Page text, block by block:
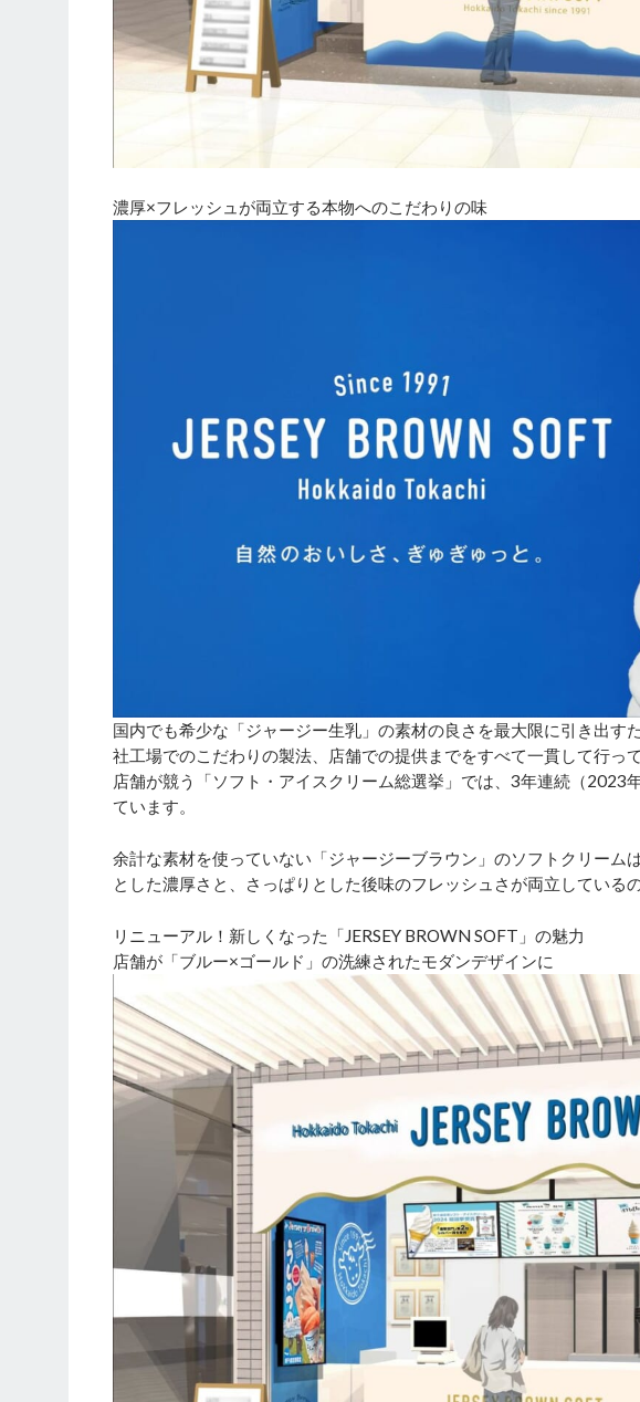
濃厚×フレッシュが両立する本物へのこだわりの味
国内でも希少な「ジャージー生乳」の素材の良さを最大限に引き出す
社工場でのこだわりの製法、店舗での提供までをすべて一貫して行っ
店舗が競う「ソフト・アイスクリーム総選挙」では、3年連続（
ています。
余計な素材を使っていない「ジャージーブラウン」のソフトクリーム
とした濃厚さと、さっぱりとした後味のフレッシュさが両立している
リニューアル！新しくなった「JERSEY BROWN SOFT」の魅力
店舗が「ブルー×ゴールド」の洗練されたモダンデザインに